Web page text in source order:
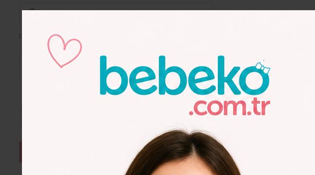
Lütfen Gerekli Alanları Doldurunuz.
okudum. Onaylıyorum.